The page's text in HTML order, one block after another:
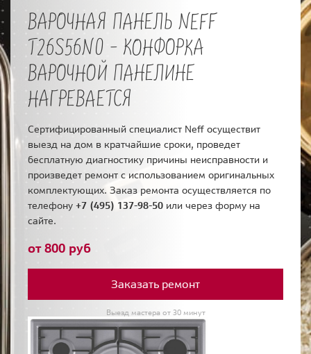
ВАРОЧНАЯ ПАНЕЛЬ NEFF
T26S56N0 - КОНФОРКА
ВАРОЧНОЙ ПАНЕЛИНЕ
НАГРЕВАЕТСЯ
Сертифицированный специалист Neff осуществит
выезд на дом в кратчайшие сроки, проведет
бесплатную диагностику причины неисправности и
произведет ремонт с использованием оригинальных
комплектующих. Заказ ремонта осуществляется по
телефону +7 (495) 137-98-50 или через форму на
сайте.
от 800 руб
Заказать ремонт
Выезд мастера от 30 минут